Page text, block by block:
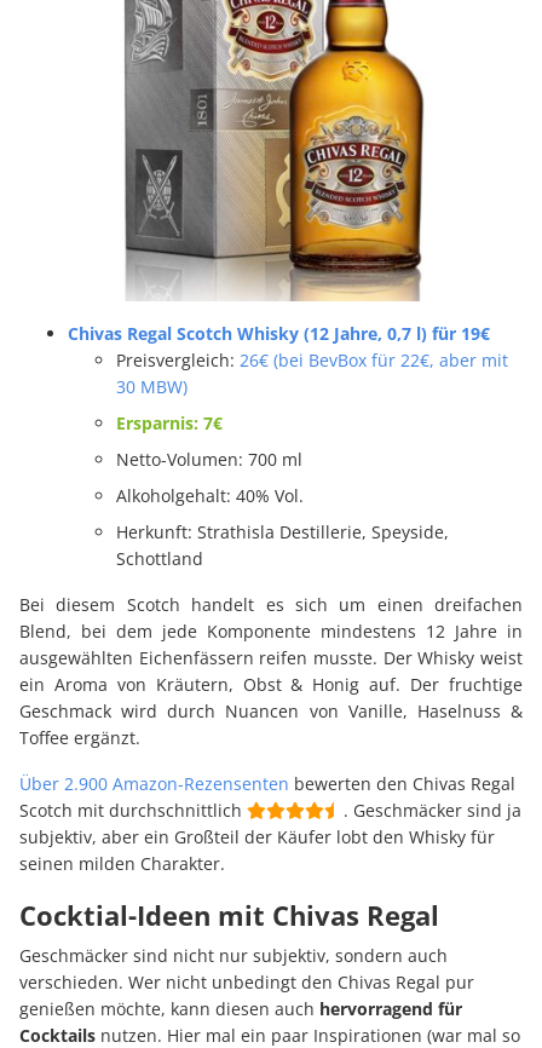
Chivas Regal Scotch Whisky (12 Jahre, 0,7 l) für 19€
Preisvergleich: 26€ (bei BevBox für 22€, aber mit
30 MBW)
Ersparnis: 7€
Netto-Volumen: 700 ml
Alkoholgehalt: 40% Vol.
Herkunft: Strathisla Destillerie, Speyside,
Schottland
Bei diesem Scotch handelt es sich um einen dreifachen
Blend, bei dem jede Komponente mindestens 12 Jahre in
ausgewählten Eichenfässern reifen musste. Der Whisky weist
ein Aroma von Kräutern, Obst & Honig auf. Der fruchtige
Geschmack wird durch Nuancen von Vanille, Haselnuss &
Toffee ergänzt.
Über 2.900 Amazon-Rezensenten bewerten den Chivas Regal
Scotch mit durchschnittlich
. Geschmäcker sind ja
subjektiv, aber ein Großteil der Käufer lobt den Whisky für
seinen milden Charakter.
Cocktial-Ideen mit Chivas Regal
Geschmäcker sind nicht nur subjektiv, sondern auch
verschieden. Wer nicht unbedingt den Chivas Regal pur
genießen möchte, kann diesen auch hervorragend für
Cocktails nutzen. Hier mal ein paar Inspirationen (war mal so